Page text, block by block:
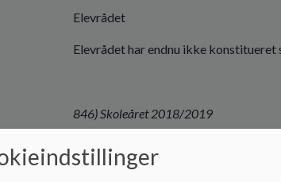
Elevrådet
Elevrådet har endnu ikke konstitueret
846) Skoleåret 2018/2019
”Forældremøder” med deltagelse af